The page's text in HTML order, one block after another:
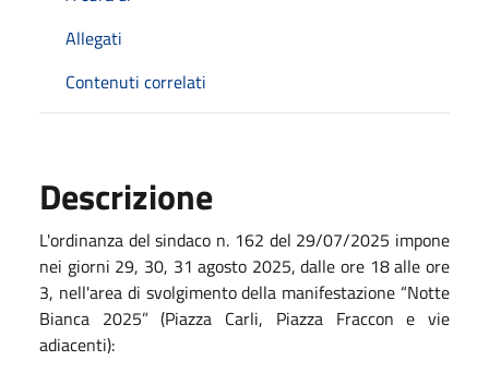
Allegati
Contenuti correlati
Descrizione
L'ordinanza del sindaco n. 162 del 29/07/2025 impone
nei giorni 29, 30, 31 agosto 2025, dalle ore 18 alle ore
3, nell'area di svolgimento della manifestazione “Notte
Bianca 2025” (Piazza Carli, Piazza Fraccon e vie
adiacenti):